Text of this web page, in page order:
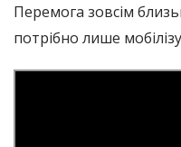
Перемога зовсім
потрібно лише